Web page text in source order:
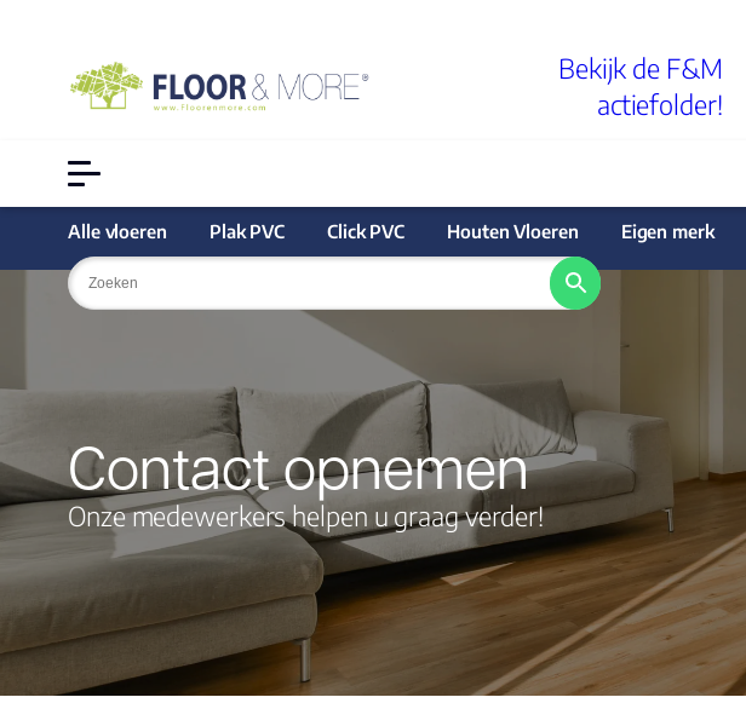
Bekijk de F&M
actiefolder!
Alle vloeren Plak PVC Click PVC Houten Vloeren Eigen merk
Contact opnemen
Onze medewerkers helpen u graag verder!